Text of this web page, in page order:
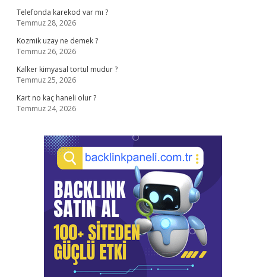
Telefonda karekod var mı ?
Temmuz 28, 2026
Kozmik uzay ne demek ?
Temmuz 26, 2026
Kalker kimyasal tortul mudur ?
Temmuz 25, 2026
Kart no kaç haneli olur ?
Temmuz 24, 2026